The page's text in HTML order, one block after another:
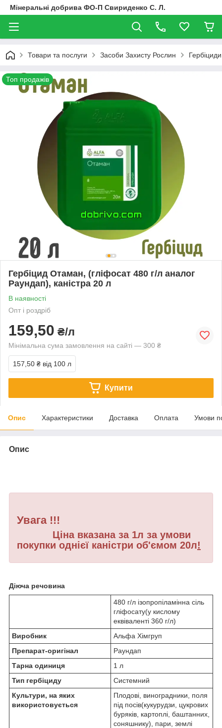
Мінеральні добрива ФО-П Свириденко С. Л.
Товари та послуги Засоби Захисту Рослин
Топ продажів
Гербіцид Отаман, (гліфосат 480 г/л аналог
Раундап), каністра 20 л
В наявності
Опт і роздріб
159,50 ₴/л
Мінімальна сума замовлення на сайті — 300 ₴
157,50 ₴ від 100 л
Купити
Опис Характеристики Доставка Оплата Умови
Опис
Увага !!!
Ціна вказана за 1л за умови
покупки однієї каністри об'ємом 20л!
Діюча речовина
480 г/л ізопропіламінна сіль
гліфосату(у кислому
еквіваленті 360 г/л)
Виробник
Альфа Хімгруп
Препарат-оригінал
Раундап
Тарна одиниця
1 л
Тип гербіциду
Системний
Культури, на яких
використовується
Плодові, виноградники, поля
під посів(кукурудзи, цукрових
буряків, картоплі, баштанних,
соняшнику), пари, землі